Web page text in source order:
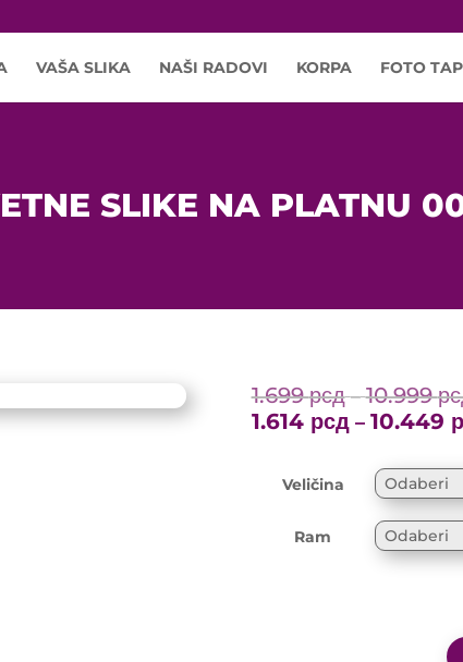
VAŠA SLIKA NAŠI RADOVI KORPA FOTO
SLIKE NA PLATNU
1.699рсд – 10.999
1.614 рсд – 10.449
Veličina
Ram